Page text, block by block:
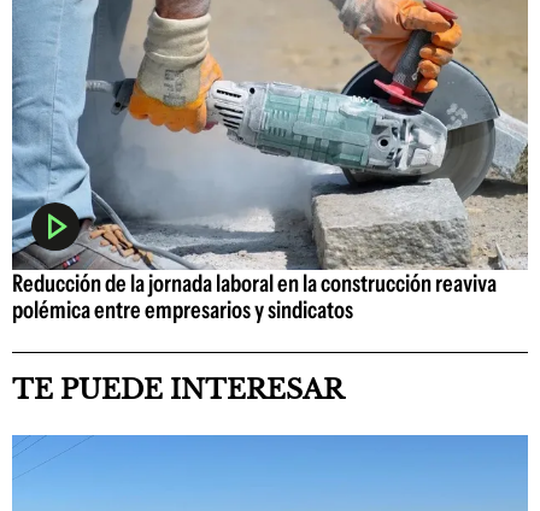
Reducción de la jornada laboral en la construcción reaviva
polémica entre empresarios y sindicatos
TE PUEDE INTERESAR